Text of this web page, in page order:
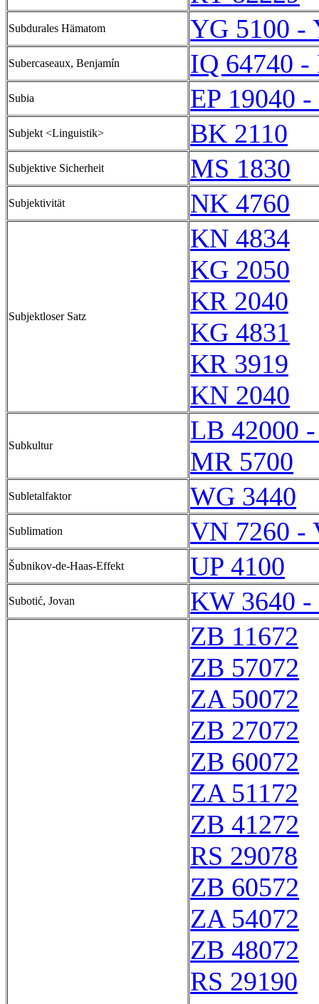
Subdurales Hämatom YG 5100 -
Subercaseaux, Benjamín IQ 64740 -
Subia EP 19040
Subjekt <Linguistik> BK 2110
Subjektive Sicherheit MS 1830
Subjektivität NK 4760
Subjektloser Satz
KN 4834
KG 2050
KR 2040
KG 4831
KR 3919
KN 2040
Subkultur
LB 42000
MR 5700
Subletalfaktor WG 3440
Sublimation VN 7260 -
Šubnikov-de-Haas-Effekt UP 4100
Subotić, Jovan
KW 3640
ZB 11672
ZB 57072
ZA 50072
ZB 27072
ZB 60072
ZA 51172
ZB 41272
RS 29078
ZB 60572
ZA 54072
ZB 48072
RS 29190